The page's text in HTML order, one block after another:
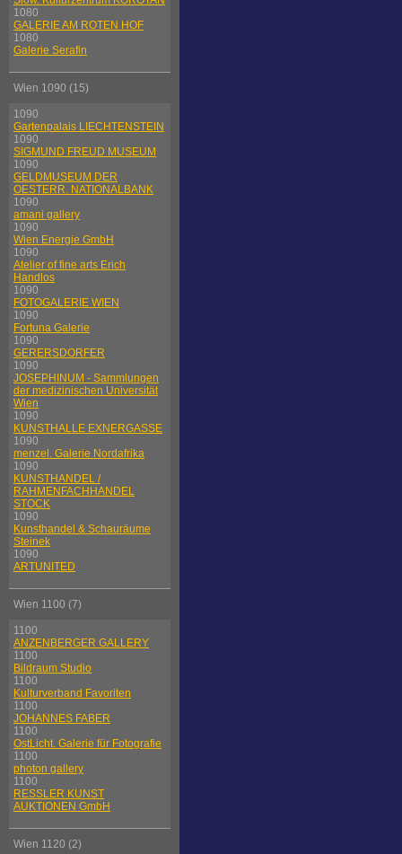
1080
GALERIE AM ROTEN HOF
1080
Galerie Serafin
Wien 1090 (15)
1090
Gartenpalais LIECHTENSTEIN
1090
SIGMUND FREUD MUSEUM
1090
GELDMUSEUM DER
OESTERR. NATIONALBANK
1090
amani gallery
1090
Wien Energie GmbH
1090
Atelier of fine arts Erich
Handlos
1090
FOTOGALERIE WIEN
1090
Fortuna Galerie
1090
GERERSDORFER
1090
JOSEPHINUM - Sammlungen
der medizinischen Universität
Wien
1090
KUNSTHALLE EXNERGASSE
1090
menzel. Galerie Nordafrika
1090
KUNSTHANDEL /
RAHMENFACHHANDEL
STOCK
1090
Kunsthandel & Schauräume
Steinek
1090
ARTUNITED
Wien 1100 (7)
1100
ANZENBERGER GALLERY
1100
Bildraum Studio
1100
Kulturverband Favoriten
1100
JOHANNES FABER
1100
OstLicht. Galerie für Fotografie
1100
photon gallery
1100
RESSLER KUNST
AUKTIONEN GmbH
Wien 1120 (2)